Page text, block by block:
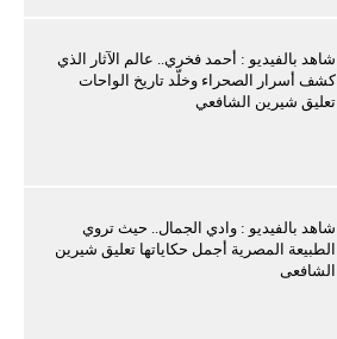
شاهد بالفيديو : أحمد فخري.. عالم الآثار الذي
كشف أسرار الصحراء وخلّد تاريخ الواحات
تعليق شيرين الشافعي
شاهد بالفيديو : وادي الجمال.. حيث تروي
الطبيعة المصرية أجمل حكاياتها تعليق شيرين
الشافعى